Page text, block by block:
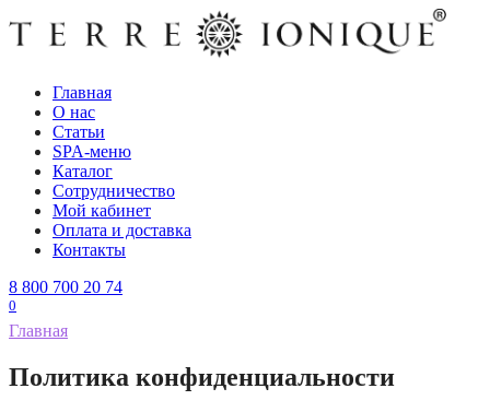
Перейти
Главная
О нас
Статьи
SPA-меню
Каталог
Сотрудничество
Мой кабинет
Оплата и доставка
Контакты
8 800 700 20 74
0
Главная
Политика конфиденциальности